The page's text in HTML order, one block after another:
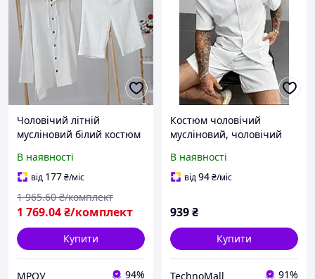
Чоловічий літній
мусліновий білий костюм
капюшоном+шорти) Mrou
В наявності
від 177₴/міс
1 769.04₴/комплект
1 965.60 ₴/комплект
Купити
МРОУ 94%
Костюм чоловічий
мусліновий, чоловічий
шорти, чоловічий літній
костюм
В наявності
від94₴/міс
939₴
Купити
TechnoMall 91%